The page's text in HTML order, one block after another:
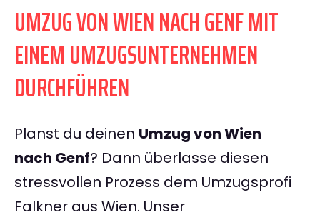
UMZUG VON WIEN NACH GENF MIT
EINEM UMZUGSUNTERNEHMEN
DURCHFÜHREN
Planst du deinen Umzug von Wien
nach Genf? Dann überlasse diesen
stressvollen Prozess dem Umzugsprofi
Falkner aus Wien. Unser